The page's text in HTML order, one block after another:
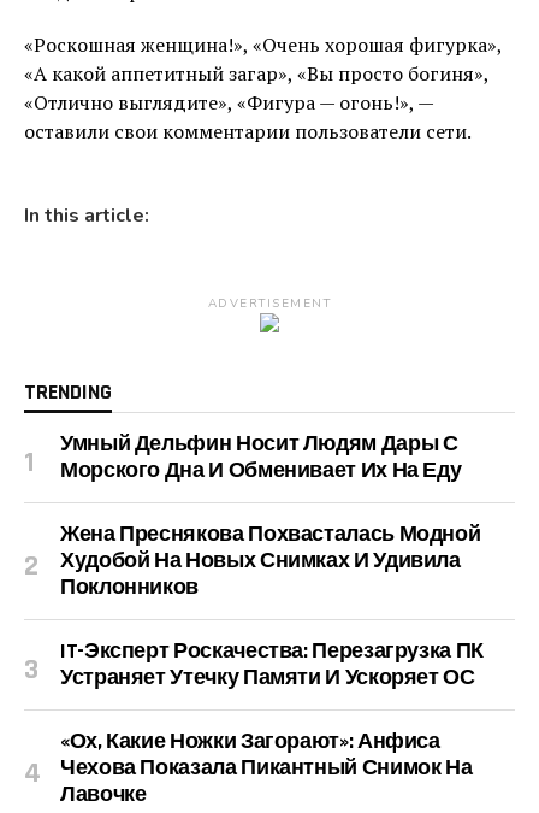
«Роскошная женщина!», «Очень хорошая фигурка»,
«А какой аппетитный загар», «Вы просто богиня»,
«Отлично выглядите», «Фигура — огонь!», —
оставили свои комментарии пользователи сети.
In this article:
ADVERTISEMENT
TRENDING
Умный Дельфин Носит Людям Дары С
Морского Дна И Обменивает Их На Еду
Жена Преснякова Похвасталась Модной
Худобой На Новых Снимках И Удивила
Поклонников
IT-Эксперт Роскачества: Перезагрузка ПК
Устраняет Утечку Памяти И Ускоряет ОС
«Ох, Какие Ножки Загорают»: Анфиса
Чехова Показала Пикантный Снимок На
Лавочке